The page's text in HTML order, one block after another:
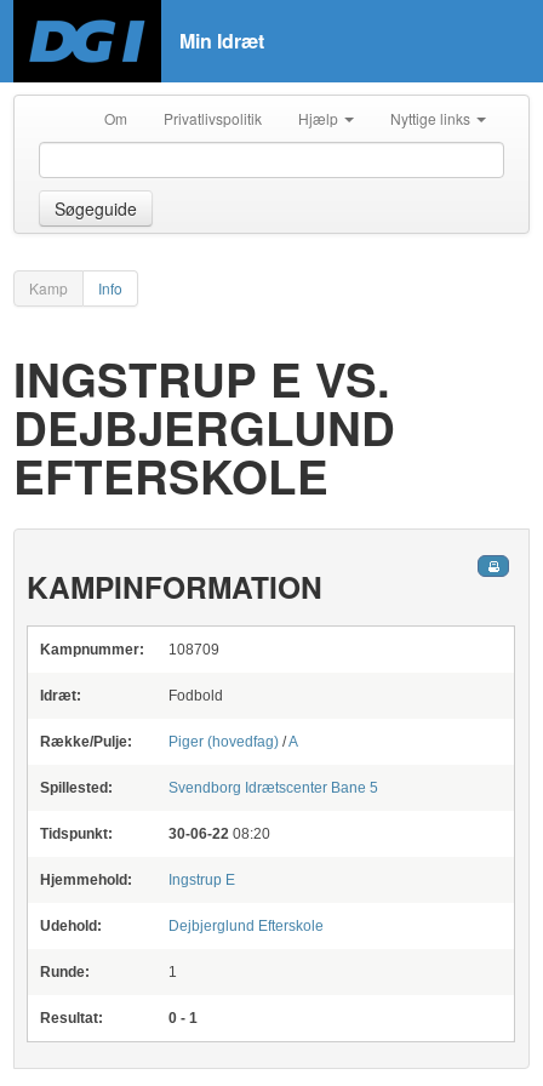
Min Idræt
Om Privatlivspolitik Hjælp Nyttige links
Søgeguide
Kamp Info
INGSTRUP E VS.
DEJBJERGLUND
EFTERSKOLE
KAMPINFORMATION
Kampnummer: 108709
Idræt: Fodbold
Række/Pulje: Piger (hovedfag) /A
Spillested: Svendborg Idrætscenter Bane 5
Tidspunkt: 30-06-2208:20
Hjemmehold: Ingstrup E
Udehold: Dejbjerglund Efterskole
Runde: 1
Resultat: 0 - 1